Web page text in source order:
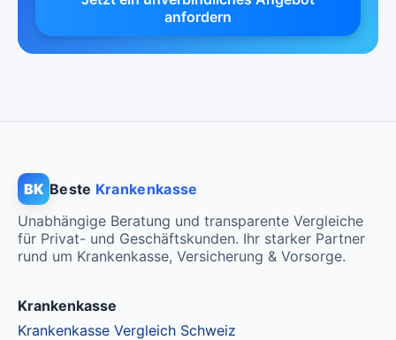
anfordern
BK Beste Krankenkasse
Unabhängige Beratung und transparente Vergleiche
für Privat- und Geschäftskunden. Ihr starker Partner
rund um Krankenkasse, Versicherung & Vorsorge.
Krankenkasse
Krankenkasse Vergleich Schweiz